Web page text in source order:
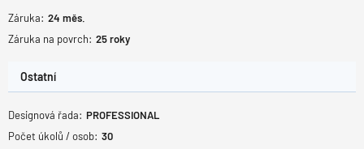
Záruka: 24 měs.
Záruka na povrch: 25roky
Ostatní
Designová řada: PROFESSIONAL
Počet úkolů / osob: 30